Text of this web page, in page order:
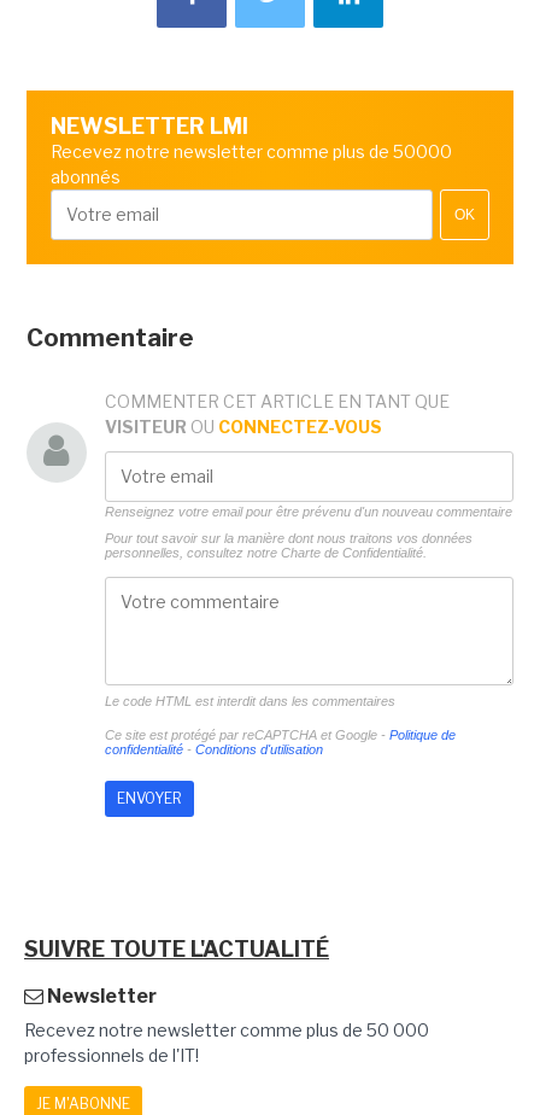
NEWSLETTER LMI
Recevez notre newsletter comme plus de 50000
abonnés
OK
Commentaire
COMMENTER CET ARTICLE EN TANT QUE
VISITEUR OU CONNECTEZ-VOUS
Renseignez votre email pour être prévenu d'un nouveau commentaire
Pour tout savoir sur la manière dont nous traitons vos données
personnelles, consultez notre Charte de Confidentialité.
Le code HTML est interdit dans les commentaires
Ce site est protégé par reCAPTCHA et Google - Politique de
confidentialité- Conditions d'utilisation
SUIVRE TOUTE L'ACTUALITÉ
Newsletter
Recevez notre newsletter comme plus de 50 000
professionnels de l'IT!
JE M'ABONNE